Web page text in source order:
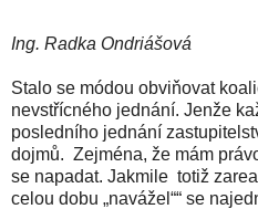
Ing. Radka Ondriášová
Stalo se módou obviňovat
nevstřícného jednání. Jenže
posledního jednání
dojmů. Zejména, že mám
se napadat. Jakmile totiž
celou dobu „navážel““ se